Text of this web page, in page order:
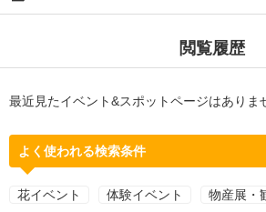
閲覧履歴
最近見たイベント&スポットページはありま
よく使われる検索条件
花イベント 体験イベント 物産展・